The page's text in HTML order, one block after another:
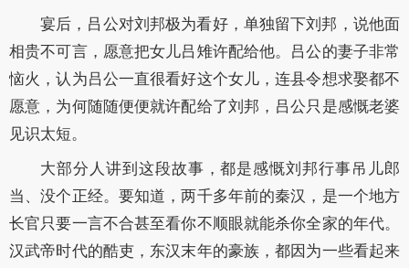
宴后，吕公对刘邦极为看好，单独留下刘邦，说他面
相贵不可言，愿意把女儿吕雉许配给他。吕公的妻子非常
恼火，认为吕公一直很看好这个女儿，连县令想求娶都不
愿意，为何随随便便就许配给了刘邦，吕公只是感慨老婆
见识太短。
大部分人讲到这段故事，都是感慨刘邦行事吊儿郎
当、没个正经。要知道，两千多年前的秦汉，是一个地方
长官只要一言不合甚至看你不顺眼就能杀你全家的年代。
汉武帝时代的酷吏，东汉末年的豪族，都因为一些看起来